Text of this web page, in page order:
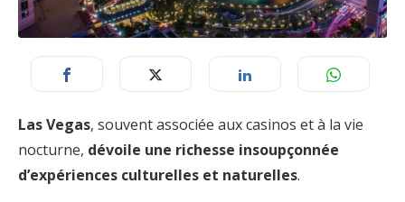
Las Vegas, souvent associée aux casinos et à la vie
nocturne, dévoile une richesse insoupçonnée
d’expériences culturelles et naturelles.